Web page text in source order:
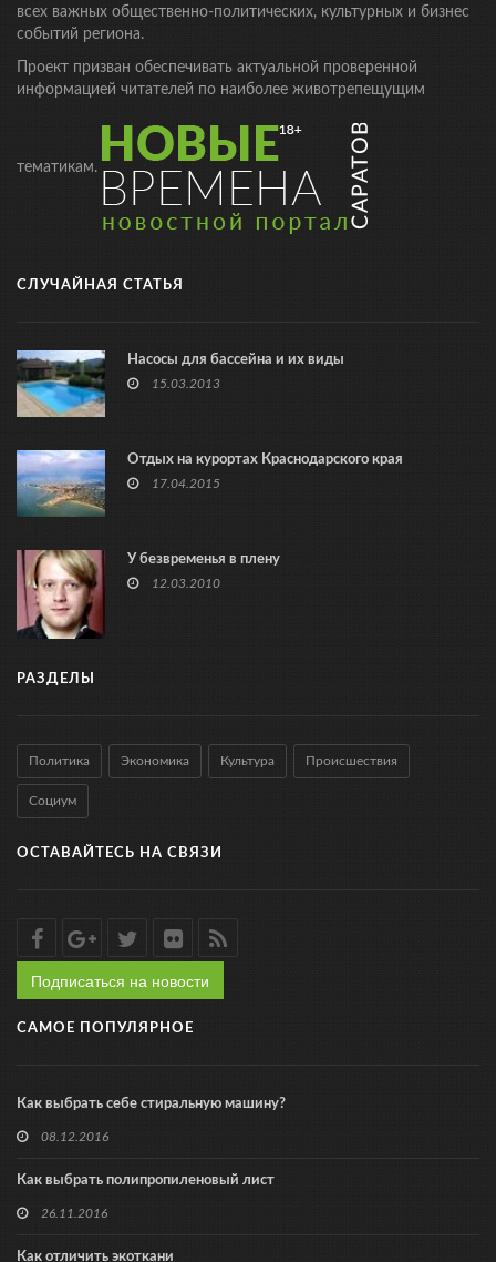
всех важных общественно-политических, культурных и бизнес
событий региона.
Проект призван обеспечивать актуальной проверенной
информацией читателей по наиболее животрепещущим
тематикам.
СЛУЧАЙНАЯ СТАТЬЯ
Насосы для бассейна и их виды
15.03.2013
Отдых на курортах Краснодарского края
17.04.2015
У безвременья в плену
12.03.2010
РАЗДЕЛЫ
Политика Экономика Культура Происшествия
Социум
ОСТАВАЙТЕСЬ НА СВЯЗИ
Подписаться на новости
САМОЕ ПОПУЛЯРНОЕ
Как выбрать себе стиральную машину?
08.12.2016
Как выбрать полипропиленовый лист
26.11.2016
Как отличить экоткани